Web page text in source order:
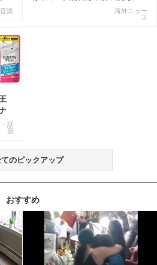
楽 海外ニュー
ス
話
題
のピックアップ
おすすめ
む